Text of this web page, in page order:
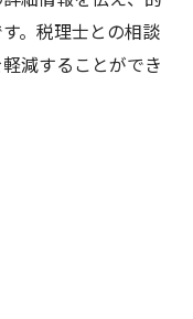
。税理士との相談
減することができ